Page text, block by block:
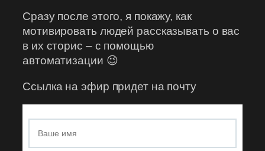
Сразу после этого, я покажу, как
мотивировать людей рассказывать о вас
в их сторис – с помощью
автоматизации 😉
Ссылка на эфир придет на почту